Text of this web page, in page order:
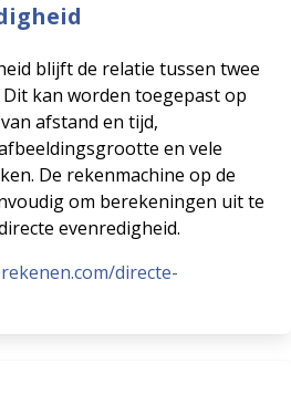
blijft de relatie tussen twee
kan worden toegepast op
afstand en tijd,
en vele
De rekenmachine op de
om berekeningen uit te
evenredigheid.
directe-